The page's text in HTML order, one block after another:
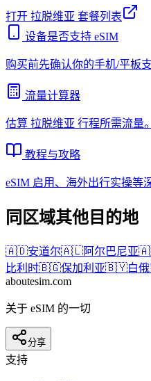
打开 拉脱维亚 套餐列表
设备是否支持 eSIM
购买前先确认你的手机/平板支
流量计算器
估算 拉脱维亚 行程所需流量。
教程与攻略
eSIM 启用、海外出行实操等
同区域其他目的地
🇦🇩安道尔🇦🇱阿尔巴尼亚
比利时🇧🇬保加利亚🇧🇾白
aboutesim.com
关于 eSIM 的一切
分享
支持